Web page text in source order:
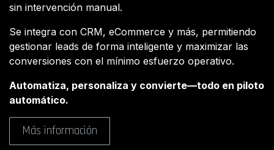
sin intervención manual.
Se integra con CRM, eCommerce y más, permitiendo
gestionar leads de forma inteligente y maximizar las
conversiones con el mínimo esfuerzo operativo.
Automatiza, personaliza y convierte—todo en piloto
automático.
Más información